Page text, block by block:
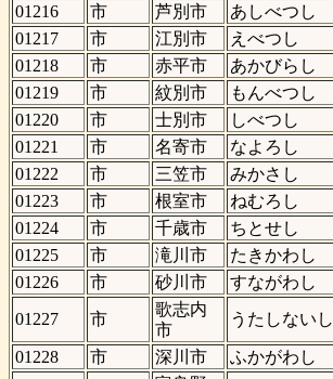
01216
市 芦別市 あしべつし
01217
市 江別市 えべつし
01218
市 赤平市 あかびらし
01219
市 紋別市 もんべつし
01220
市 士別市 しべつし
01221
市 名寄市 なよろし
01222
市 三笠市 みかさし
01223
市 根室市 ねむろし
01224
市 千歳市 ちとせし
01225
市 滝川市 たきかわし
01226
市 砂川市 すながわし
01227
市
歌志内
市
うたしないし
01228 市 深川市 ふかがわし